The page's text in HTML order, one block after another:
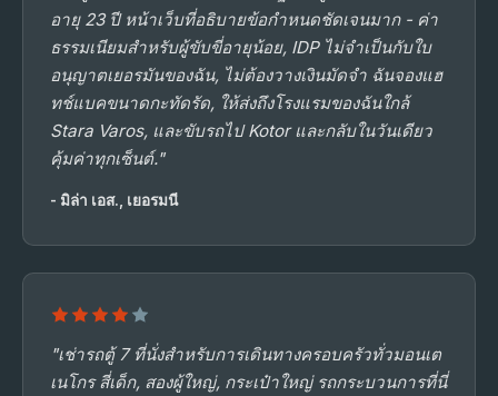
อายุ 23 ปี หน้าเว็บที่อธิบายข้อกำหนดชัดเจนมาก - ค่า
ธรรมเนียมสำหรับผู้ขับขี่อายุน้อย, IDP ไม่จำเป็นกับใบ
อนุญาตเยอรมันของฉัน, ไม่ต้องวางเงินมัดจำ ฉันจองแฮ
ทช์แบคขนาดกะทัดรัด, ให้ส่งถึงโรงแรมของฉันใกล้
Stara Varos, และขับรถไป Kotor และกลับในวันเดียว
คุ้มค่าทุกเซ็นต์."
- มิล่า เอส., เยอรมนี
"เช่ารถตู้ 7 ที่นั่งสำหรับการเดินทางครอบครัวทั่วมอนเต
เนโกร สี่เด็ก, สองผู้ใหญ่, กระเป๋าใหญ่ รถกระบวนการที่นี่